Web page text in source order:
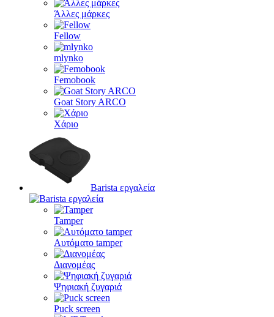
Άλλες μάρκες
Fellow
mlynko
Femobook
Goat Story ARCO
Χάριο
Barista εργαλεία
Tamper
Αυτόματο tamper
Διανομέας
Ψηφιακή ζυγαριά
Puck screen